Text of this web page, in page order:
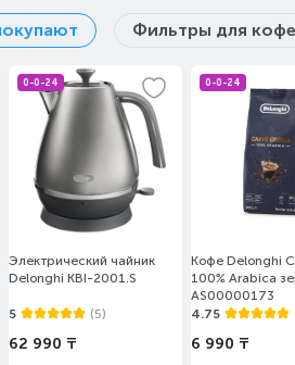
Фильтры для кофе
0-0-24
Электрический чайник
Delonghi KBI-2001.S
5 (5)
62 990 ₸
0-0-24
Кофе Delonghi
100% Arabica
AS00000173
4.75
6 990 ₸